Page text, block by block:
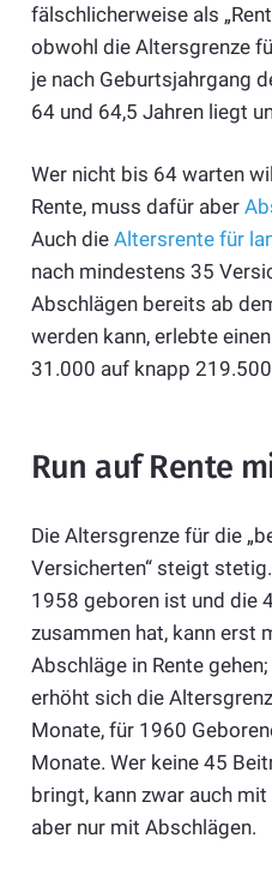
fälschlicherweise als
obwohl die Altersgrenze
je nach Geburtsjahrgang
64 und 64,5 Jahren liegt
Wer nicht bis 64 warten
Rente, muss dafür aber
Auch die Altersrente für
nach mindestens 35
Abschlägen bereits ab
werden kann, erlebte
31.000 auf knapp
Run auf Rente
Die Altersgrenze für die
Versicherten“ steigt
1958 geboren ist und die
zusammen hat, kann erst
Abschläge in Rente
erhöht sich die
Monate, für 1960
Monate. Wer keine 45
bringt, kann zwar auch
aber nur mit Abschlägen.